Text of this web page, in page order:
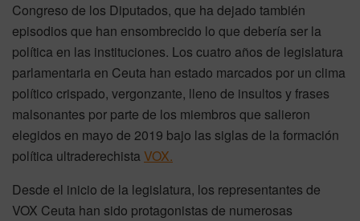
Congreso de los Diputados, que ha dejado también
episodios que han ensombrecido lo que debería ser la
política en las instituciones. Los cuatro años de legislatura
parlamentaria en Ceuta han estado marcados por un clima
político crispado, vergonzante, lleno de insultos y frases
malsonantes por parte de los miembros que salieron
elegidos en mayo de 2019 bajo las siglas de la formación
política ultraderechistaVOX.
Desde el inicio de la legislatura, los representantes de
VOX Ceuta han sido protagonistas de numerosas